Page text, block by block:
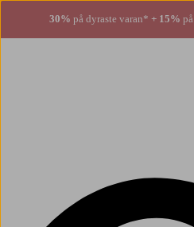
30% på dyraste varan* + 15%